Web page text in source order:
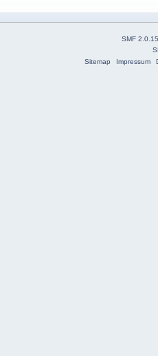
SMF 2.0.15
Sitemap
Impressum